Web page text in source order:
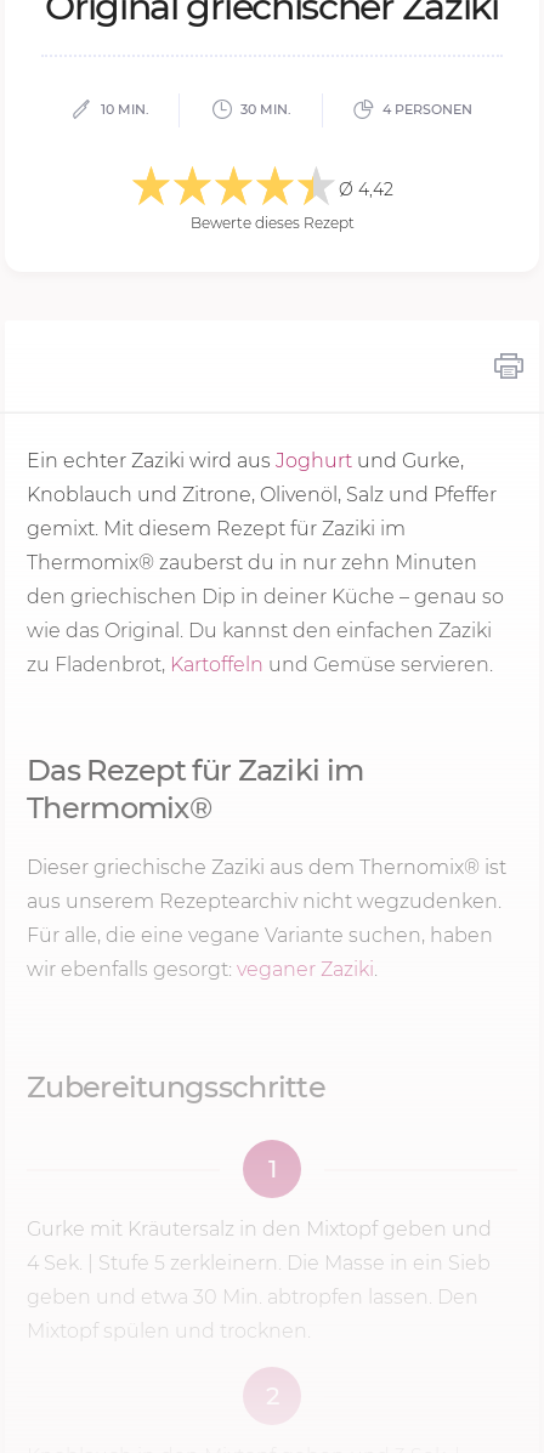
10 MIN. 30 MIN. 4 PERSONEN
Ø 4,42
Bewerte dieses Rezept
Ein echter Zaziki wird aus Joghurt und Gurke,
Knoblauch und Zitrone, Olivenöl, Salz und Pfeffer
gemixt. Mit diesem Rezept für Zaziki im
Thermomix® zauberst du in nur zehn Minuten
den griechischen Dip in deiner Küche – genau so
wie das Original. Du kannst den einfachen Zaziki
zu Fladenbrot, Kartoffeln und Gemüse servieren.
Das Rezept für Zaziki im
Thermomix®
Dieser griechische Zaziki aus dem Thernomix® ist
aus unserem Rezeptearchiv nicht wegzudenken.
Für alle, die eine vegane Variante suchen, haben
wir ebenfalls gesorgt: veganer Zaziki
Zubereitungsschritte
1
Gurke mit Kräutersalz in den Mixtopf geben und
4 Sek.
Stufe 5 zerkleinern. Die Masse in ein Sieb
geben und etwa 30 Min. abtropfen lassen. Den
Mixtopf spülen und trocknen.
2